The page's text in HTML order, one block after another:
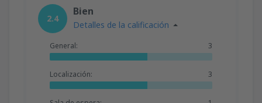
2.4
Bien
Detalles de la calificación
General: 3
Localización: 3